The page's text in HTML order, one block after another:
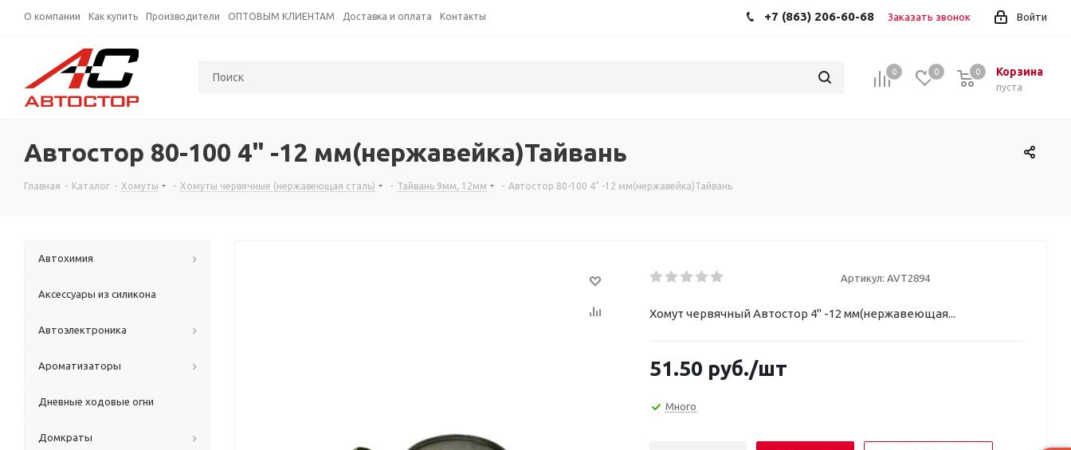
О компании Как купить Производители ОПТОВЫМ КЛИЕНТАМ Доставка и оплата Контакты Войти
+7 (863) 206-60-68 Заказать звонок
0 0 Корзина
пуста
0
Автостор 80-100 4" -12 мм(нержавейка)Тайвань
Главная - Каталог - Хомуты - Хомуты червячные (нержавеющая сталь) - Тайвань 9мм, 12мм - Автостор 80-100 4" -12 мм(нержавейка)Тайвань
Артикул: AVT2894
Хомут червячный Автостор 4" -12 мм(нержавеющая...
51.50 руб./шт
Много
Автохимия
Аксессуары из силикона
Автоэлектроника
Ароматизаторы
Дневные ходовые огни
Домкраты